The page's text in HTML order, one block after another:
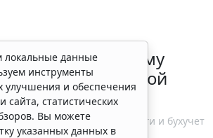
рассказала малому
упрощенной
компании
Налоги и бухучет
данные
инструменты
улучшения и обеспечения
сайта, статистических
Вы можете
указанных данных в